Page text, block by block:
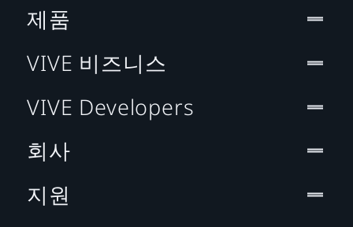
제품
VIVE 비즈니스
VIVE Developers
회사
지원